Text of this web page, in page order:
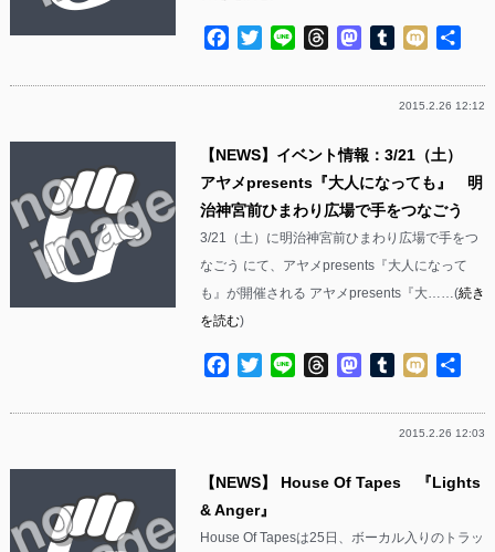
Facebook
TwitterLine ThreadsMastodon
Tumblr
Mixi
2015.2.26 12:12
【NEWS】イベント情報：3/21（土）
アヤメpresents『大人になっても』 明
治神宮前ひまわり広場で手をつなごう
3/21（土）に明治神宮前ひまわり広場で手をつ
なごう にて、アヤメpresents『大人になって
も』が開催される アヤメpresents『大……(続き
を読む)
Facebook
TwitterLine ThreadsMastodon
Tumblr
Mixi
2015.2.26 12:03
【NEWS】 House Of Tapes 『Lights
& Anger』
House Of Tapesは25日、ボーカル入りのトラッ